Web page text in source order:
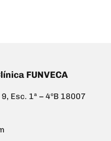
FUNVECA
Esc. 1ª – 4ºB 18007